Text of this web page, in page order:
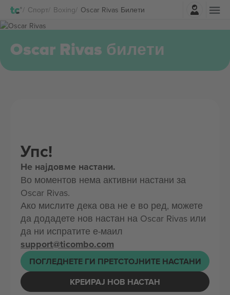
Спорт Boxing Oscar Rivas Билети
Најави се
Oscar Rivas билети
Упс!
Не најдовме настани.
Во моментов нема активни настани за
Oscar Rivas.
Ако мислите дека ова не е во ред, можете
да додадете нов настан на Oscar Rivas или
да ни испратите е-маил
support@ticombo.com
ПОГЛЕДНЕТЕ ГИ ПРЕТСТОЈНИТЕ НАСТАНИ
КРЕИРАЈ НОВ НАСТАН